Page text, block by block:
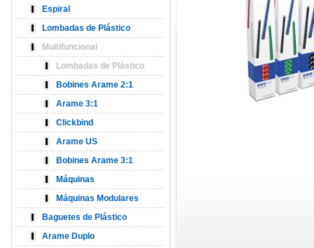
Espiral
Lombadas de Plástico
Multifuncional
Lombadas de Plástico
Bobines Arame 2:1
Arame 3:1
Clickbind
Arame US
Bobines Arame 3:1
Máquinas
Máquinas Modulares
Baguetes de Plástico
Arame Duplo